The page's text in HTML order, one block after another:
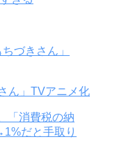
ん」TVアニメ化